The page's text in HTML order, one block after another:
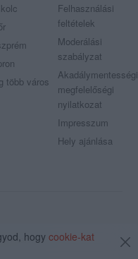
több város
Felhasználási
feltételek
Moderálási
szabályzat
Akadálymentességi
megfelelőségi
nyilatkozat
Impresszum
Hely ajánlása
hogycookie-kat